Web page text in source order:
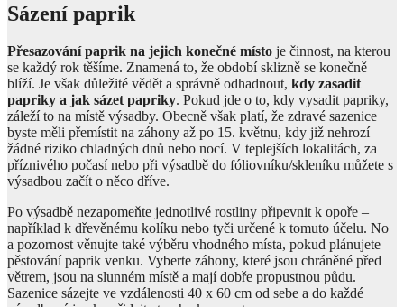
Sázení paprik
Přesazování paprik na jejich konečné místo je činnost, na kterou
se každý rok těšíme. Znamená to, že období sklizně se konečně
blíží. Je však důležité vědět a správně odhadnout, kdy zasadit
papriky a jak sázet papriky. Pokud jde o to, kdy vysadit papriky,
záleží to na místě výsadby. Obecně však platí, že zdravé sazenice
byste měli přemístit na záhony až po 15. květnu, kdy již nehrozí
žádné riziko chladných dnů nebo nocí. V teplejších lokalitách, za
příznivého počasí nebo při výsadbě do fóliovníku/skleníku můžete s
výsadbou začít o něco dříve.
Po výsadbě nezapomeňte jednotlivé rostliny připevnit k opoře –
například k dřevěnému kolíku nebo tyči určené k tomuto účelu. No
a pozornost věnujte také výběru vhodného místa, pokud plánujete
pěstování paprik venku. Vyberte záhony, které jsou chráněné před
větrem, jsou na slunném místě a mají dobře propustnou půdu.
Sazenice sázejte ve vzdálenosti 40 x 60 cm od sebe a do každé